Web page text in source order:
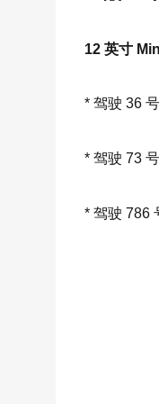
12 英寸
* 驾驶 36
* 驾驶 73
* 驾驶 786